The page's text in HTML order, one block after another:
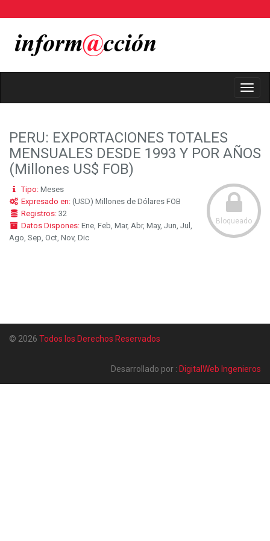
PERU: EXPORTACIONES TOTALES
MENSUALES DESDE 1993 Y POR AÑOS
(Millones US$ FOB)
Bloqueado
Tipo:Meses
Expresado en:(USD) Millones de Dólares FOB
Registros:32
Datos Dispones:Ene, Feb, Mar, Abr, May, Jun, Jul,
Ago, Sep, Oct, Nov, Dic
© 2026 Todos los Derechos Reservados
Desarrollado por : DigitalWeb Ingenieros